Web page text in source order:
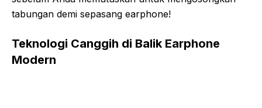
tabungan demi sepasang earphone!
Teknologi Canggih di Balik Earphone
Modern